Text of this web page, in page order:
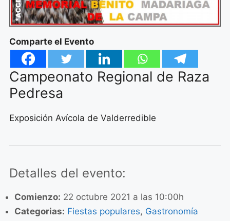
Comparte el Evento
Campeonato Regional de Raza
Pedresa
Exposición Avícola de Valderredible
Detalles del evento:
Comienzo: 22 octubre 2021 a las 10:00h
Categorias: Fiestas populares, Gastronomía